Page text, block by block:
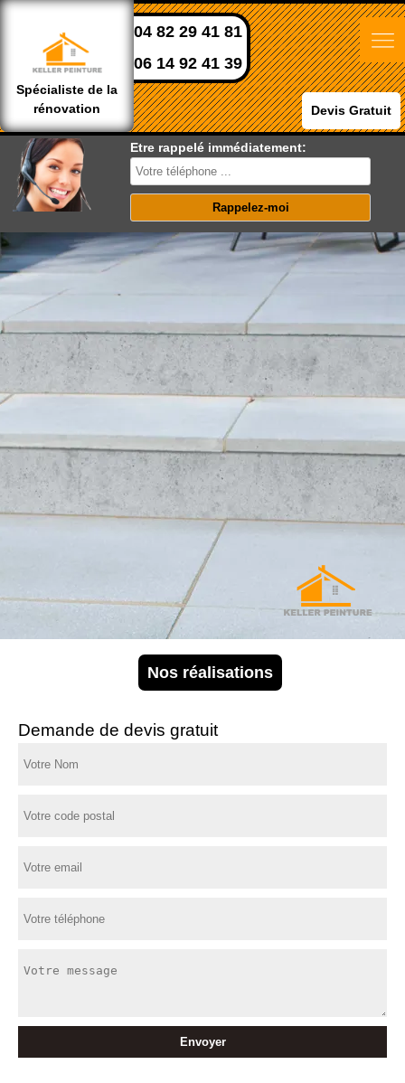
Spécialiste de la
rénovation
04 82 29 41 81
06 14 92 41 39
Devis Gratuit
Etre rappelé immédiatement:
Nos réalisations
Demande de devis gratuit